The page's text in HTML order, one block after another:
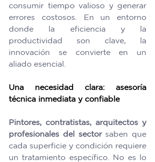
consumir tiempo valioso y generar
errores costosos. En un entorno
donde la eficiencia y la
productividad son clave, la
innovación se convierte en un
aliado esencial
Una necesidad clara: asesoría
técnica inmediata y confiable
Pintores, contratistas, arquitectos y
profesionales del sector saben que
cada superficie y condición requiere
un tratamiento específico. No es lo